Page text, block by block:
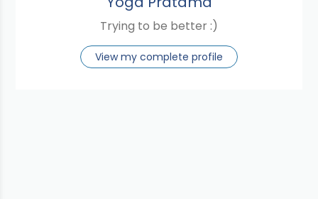
Trying to be better :)
View my complete profile